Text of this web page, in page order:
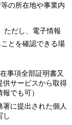
の所在地や事業内
ただし、電子情報
とを確認できる場
事項全部証明書又
供サービスから取得
でも可）
に提出された個人
し